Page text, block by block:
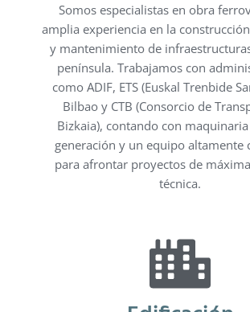
Somos especialistas en obra
amplia experiencia en la
y mantenimiento de
península. Trabajamos con
como ADIF, ETS (Euskal Trenbide
Bilbao y CTB (Consorcio de
Bizkaia), contando con
generación y un equipo altamente
para afrontar proyectos de
técnica.